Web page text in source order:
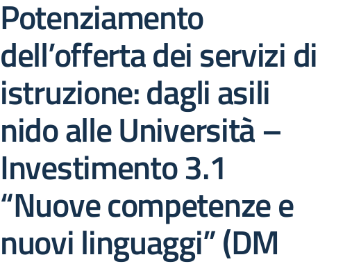
Potenziamento
dell’offerta dei servizi di
istruzione: dagli asili
nido alle Università –
Investimento 3.1
“Nuove competenze e
nuovi linguaggi” (DM